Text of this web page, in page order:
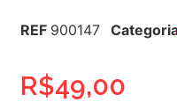
REF 900147
R$49,00